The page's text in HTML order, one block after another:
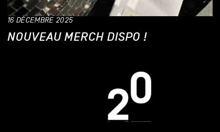
16 DÉCEMBRE 2025
NOUVEAU MERCH DISPO !